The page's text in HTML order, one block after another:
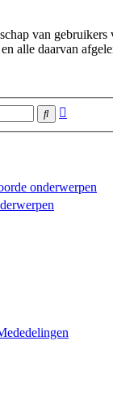
van gebruikers
alle daarvan
Zoek
onderwerpen